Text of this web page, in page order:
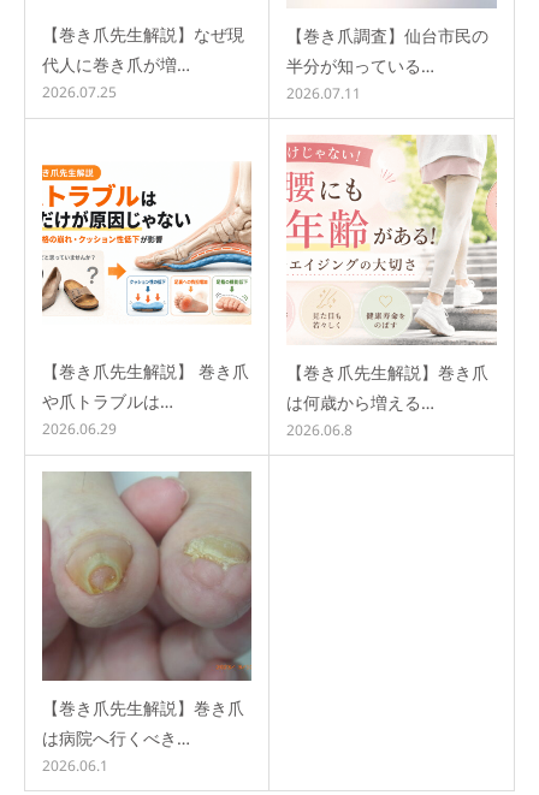
【巻き爪先生解説】なぜ現
代人に巻き爪が増…
2026.07.25
【巻き爪調査】仙台市民の
半分が知っている…
2026.07.11
【巻き爪先生解説】 巻き爪
や爪トラブルは…
2026.06.29
【巻き爪先生解説】巻き爪
は何歳から増える…
2026.06.8
【巻き爪先生解説】巻き爪
は病院へ行くべき…
2026.06.1